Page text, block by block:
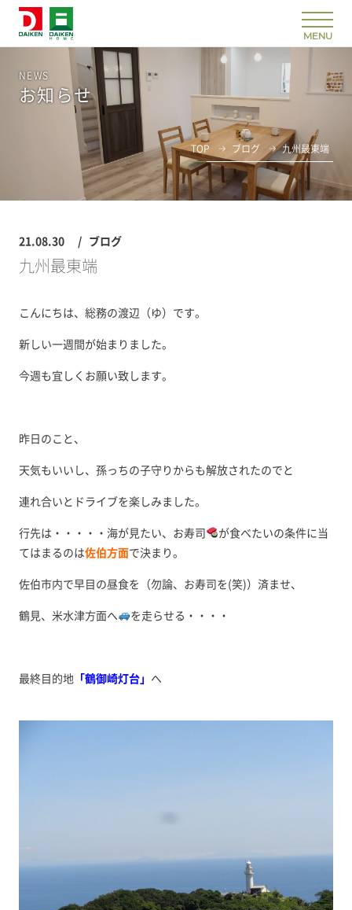
NEWS
お知らせ
TOP ブログ 九州最東端
21.08.30 ブログ
九州最東端
こんにちは、総務の渡辺（ゆ）です。
新しい一週間が始まりました。
今週も宜しくお願い致します。
昨日のこと、
天気もいいし、孫っちの子守りからも解放されたのでと
連れ合いとドライブを楽しみました。
行先は・・・・・海が見たい、お寿司
が食べたいの条件に当
てはまるのは佐伯方面で決まり。
佐伯市内で早目の昼食を（勿論、お寿司を(笑)）済ませ、
鶴見、米水津方面へ を走らせる・・・・
最終目的地「鶴御崎灯台」 へ